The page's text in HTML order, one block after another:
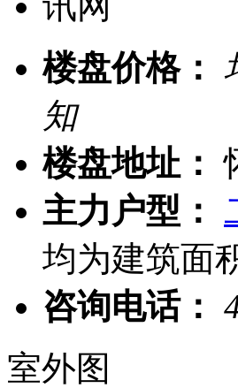
楼盘价格：
知
楼盘地址：
主力户型：
均为建筑面
咨询电话：
室外图